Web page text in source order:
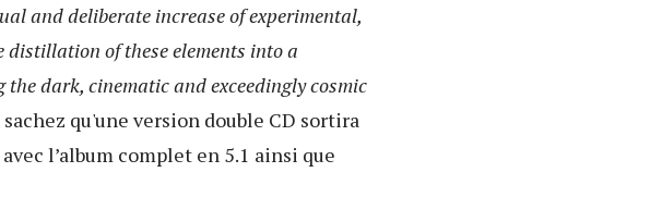
and deliberate increase of experimental,
distillation of these elements into a
dark, cinematic and exceedingly cosmic
qu'une version double CD sortira
l’album complet en 5.1 ainsi que